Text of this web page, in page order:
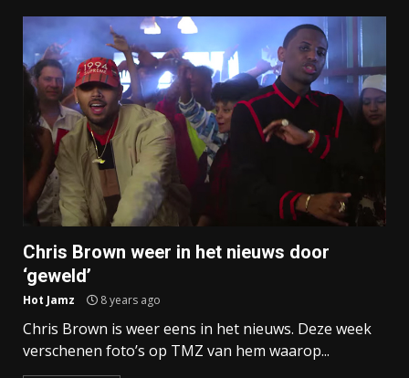
Chris Brown weer in het nieuws door
‘geweld’
Hot Jamz 8 years ago
Chris Brown is weer eens in het nieuws. Deze week
verschenen foto’s op TMZ van hem waarop...